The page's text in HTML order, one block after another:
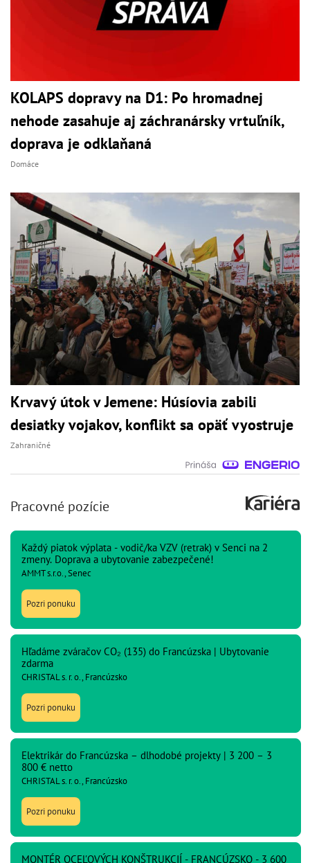
KOLAPS dopravy na D1: Po hromadnej
nehode zasahuje aj záchranársky vrtuľník,
doprava je odklaňaná
Domáce
Krvavý útok v Jemene: Húsíovia zabili
desiatky vojakov, konflikt sa opäť vyostruje
Zahraničné
Pracovné pozície
Každý piatok výplata - vodič/ka VZV (retrak) v Senci na 2
zmeny. Doprava a ubytovanie zabezpečené!
AMMT s.r.o., Senec
Pozri ponuku
Hľadáme zváračov CO₂ (135) do Francúzska | Ubytovanie
zdarma
CHRISTAL s. r. o., Francúzsko
Pozri ponuku
Elektrikár do Francúzska – dlhodobé projekty | 3 200 – 3
800 € netto
CHRISTAL s. r. o., Francúzsko
Pozri ponuku
MONTÉR OCEĽOVÝCH KONŠTRUKCIÍ - FRANCÚZSKO - 3 600